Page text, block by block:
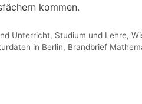
kommen.
Unterricht, Studium und Lehre,
in Berlin, Brandbrief